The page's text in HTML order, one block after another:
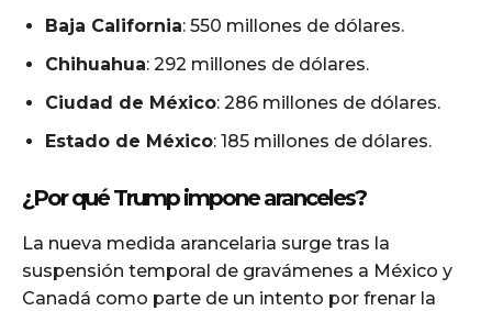
Baja California: 550 millones de dólares.
Chihuahua: 292 millones de dólares.
Ciudad de México: 286 millones de dólares.
Estado de México: 185 millones de dólares.
¿Por qué Trump impone aranceles?
La nueva medida arancelaria surge tras la
suspensión temporal de gravámenes a México y
Canadá como parte de un intento por frenar la